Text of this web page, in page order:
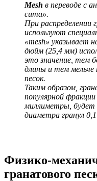
Mesh в переводе с
сита».
При распределении
используют
«mesh» указывает
дюйм (25,4 мм)
это значение, тем
длины и тем мельче
песок.
Таким образом,
популярной фракции
миллиметры, будет
диаметра гранул
Физико-
гранатового